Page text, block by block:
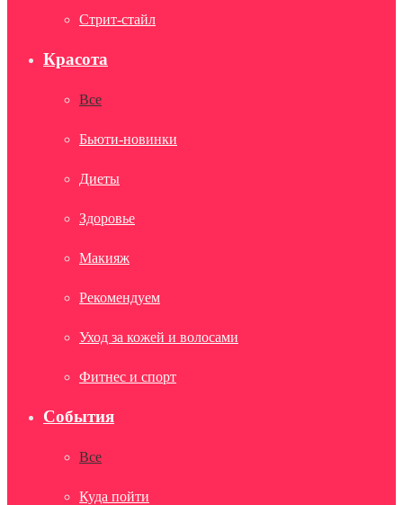
Стрит-стайл
Красота
Все
Бьюти-новинки
Диеты
Здоровье
Макияж
Рекомендуем
Уход за кожей и волосами
Фитнес и спорт
События
Все
Куда пойти